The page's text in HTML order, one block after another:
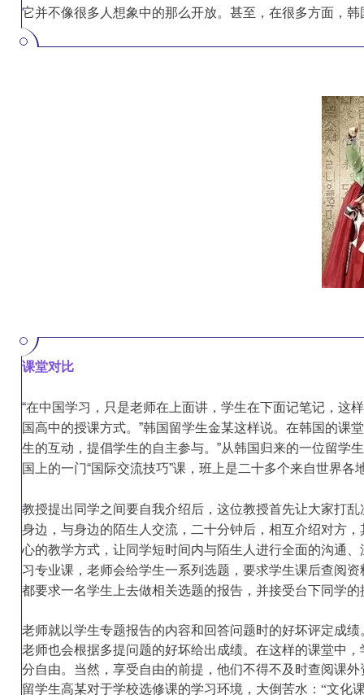
它并不像很多人想象中的那么开放。甚至，在很多方面，
课堂对比
“在中国学习，只是老师在上面讲，学生在下面记笔记，这
国高中的授课方式。”韩国留学生金某这样说。在韩国的课
生的互动，提倡学生的自主参与。”从韩国归来的一位留学
国上的一门“国际交流技巧”课，班上是二十多个来自世界各
教授提出同学之间要自我介绍后，这位教授首先让大家打
身边，与身边的陌生人交流，二十分钟后，相互介绍对方
心的教学方式，让同学短时间内与陌生人进行全面的沟通
习专业课，老师会给学生一系列选题，要求学生课后查阅
都要求一名学生上去做相关选题的报告，并接受台下同学的
老师就以学生专题报告的内容和回答问题时的好坏评定成
老师也会根据多提问题的好坏给出成绩。在这样的课堂中
分自由。当然，享受自由的前提，他们不得不及时查阅课
留学生高某对于学校选修课的学习环境，大倒苦水：“文化